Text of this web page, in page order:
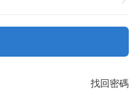
找回密碼